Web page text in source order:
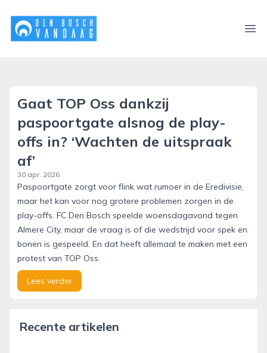
denboschvandaag.nl
Gaat TOP Oss dankzij
paspoortgate alsnog de play-
offs in? ‘Wachten de uitspraak
af’
30 apr. 2026
Paspoortgate zorgt voor flink wat rumoer in de Eredivisie,
maar het kan voor nog grotere problemen zorgen in de
play-offs. FC Den Bosch speelde woensdagavond tegen
Almere City, maar de vraag is of die wedstrijd voor spek en
bonen is gespeeld. En dat heeft allemaal te maken met een
protest van TOP Oss.
Lees verder
Recente artikelen